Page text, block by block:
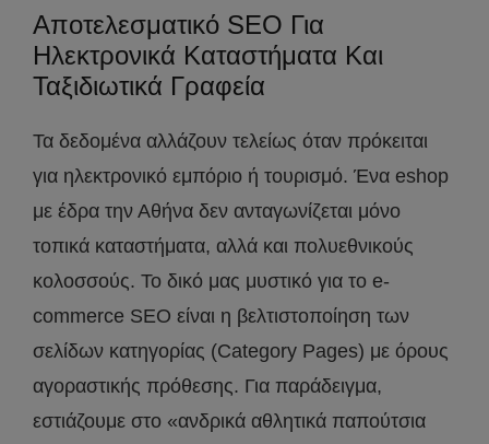
Αποτελεσματικό SEO Για
Ηλεκτρονικά Καταστήματα Και
Ταξιδιωτικά Γραφεία
Τα δεδομένα αλλάζουν τελείως όταν πρόκειται
για ηλεκτρονικό εμπόριο ή τουρισμό. Ένα eshop
με έδρα την Αθήνα δεν ανταγωνίζεται μόνο
τοπικά καταστήματα, αλλά και πολυεθνικούς
κολοσσούς. Το δικό μας μυστικό για το e-
commerce SEO είναι η βελτιστοποίηση των
σελίδων κατηγορίας (Category Pages) με όρους
αγοραστικής πρόθεσης. Για παράδειγμα,
εστιάζουμε στο «ανδρικά αθλητικά παπούτσια